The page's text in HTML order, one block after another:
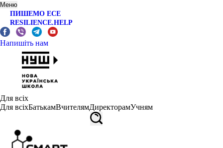
Меню
ПИШЕМО ЕСЕ
RESILIENCE.HELP
Напишіть нам
Для всіх
Для всіхБатькамВчителямДиректорамУчням